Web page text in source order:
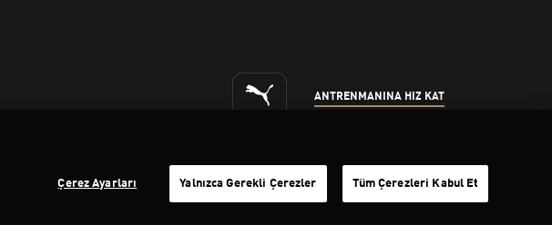
Çerez Ayarları Yalnızca Gerekli Çerezler Tüm Çerezleri Kabul Et